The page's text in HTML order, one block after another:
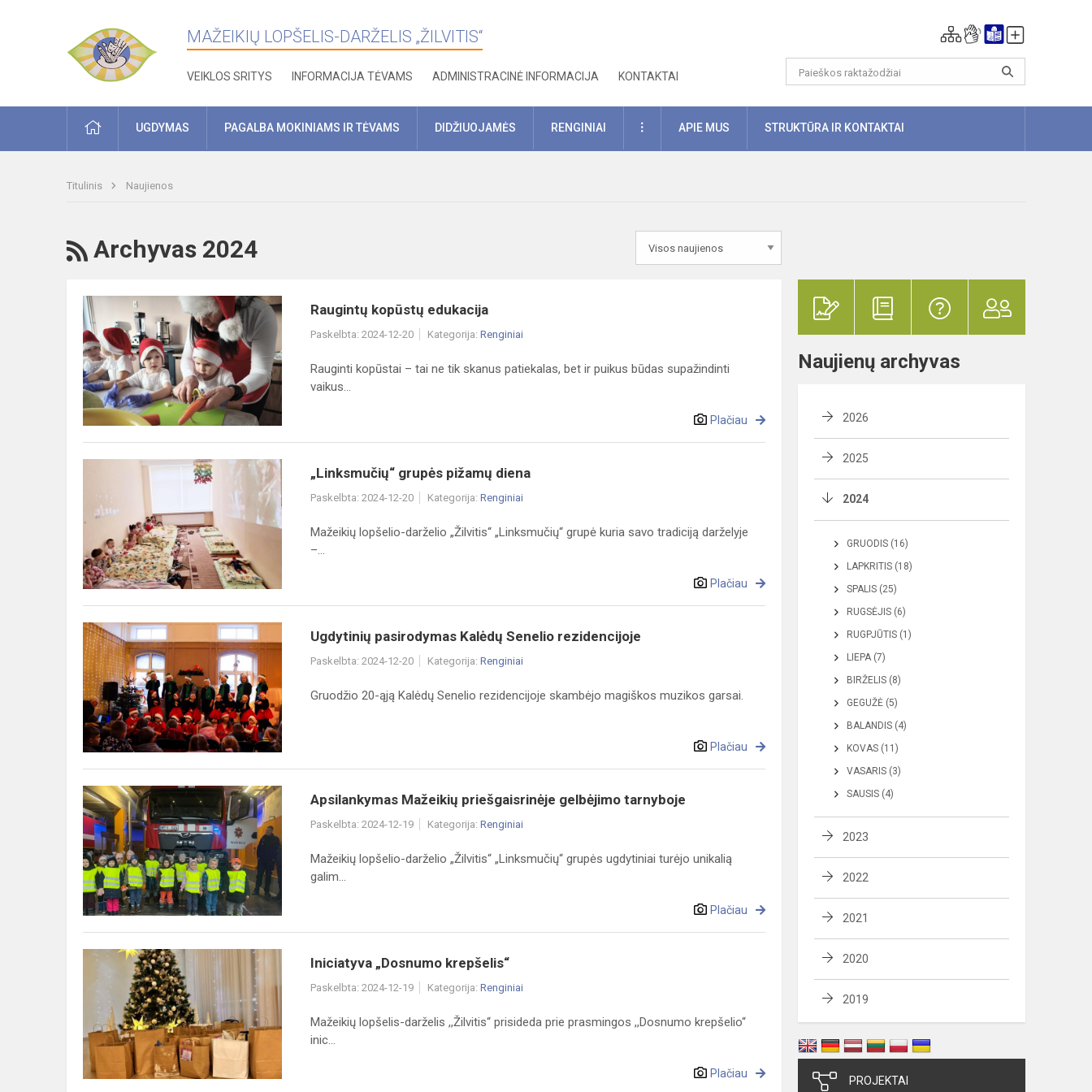
MAŽEIKIŲ LOPŠELIS-DARŽELIS „ŽILVITIS“
VEIKLOS SRITYS INFORMACIJA TĖVAMS ADMINISTRACINĖ INFORMACIJA KONTAKTAI
PRADŽIAUGDYMAS PAGALBA MOKINIAMS IR TĖVAMS DIDŽIUOJAMĖS RENGINIAI DAUGIAUAPIE MUS STRUKTŪRA IR KONTAKTAI
Titulinis Naujienos
RSS
Archyvas 2024
Raugintų
kopūstų
edukacija
Raugintų kopūstų edukacija
Paskelbta: 2024-12-20 Kategorija: Renginiai
Rauginti kopūstai – tai ne tik skanus patiekalas, bet ir puikus būdas supažindinti
vaikus...
Plačiau
„Linksmučių“
pižamų
diena
„Linksmučių“ grupės pižamų diena
Paskelbta: 2024-12-20 Kategorija: Renginiai
Mažeikių lopšelio-darželio „Žilvitis“ „Linksmučių“ grupė kuria savo tradiciją darželyje
–...
Plačiau
Ugdytinių
pasirodymas
Kalėdų
Senelio
rezidencijoje
Ugdytinių pasirodymas Kalėdų Senelio rezidencijoje
Paskelbta: 2024-12-20 Kategorija: Renginiai
Gruodžio 20-ąją Kalėdų Senelio rezidencijoje skambėjo magiškos muzikos garsai.
Plačiau
Apsilankymas
Mažeikių
priešgaisrinėje
gelbėjimo
tarnyboje
Apsilankymas Mažeikių priešgaisrinėje gelbėjimo tarnyboje
Paskelbta: 2024-12-19 Kategorija: Renginiai
Mažeikių lopšelio-darželio „Žilvitis“ „Linksmučių“ grupės ugdytiniai turėjo unikalią
galim...
Plačiau
Iniciatyva
„Dosnumo
krepšelis“
Iniciatyva „Dosnumo krepšelis“
Paskelbta: 2024-12-19 Kategorija: Renginiai
Mažeikių lopšelis-darželis ,,Žilvitis“ prisideda prie prasmingos ,,Dosnumo krepšelio“
inic...
Plačiau
Naujienų archyvas
2026
2025
2024
GRUODIS (16)
LAPKRITIS (18)
SPALIS (25)
RUGSĖJIS (6)
RUGPJŪTIS (1)
LIEPA (7)
BIRŽELIS (8)
GEGUŽĖ (5)
BALANDIS (4)
KOVAS (11)
VASARIS (3)
SAUSIS (4)
2023
2022
2021
2020
2019
PROJEKTAI